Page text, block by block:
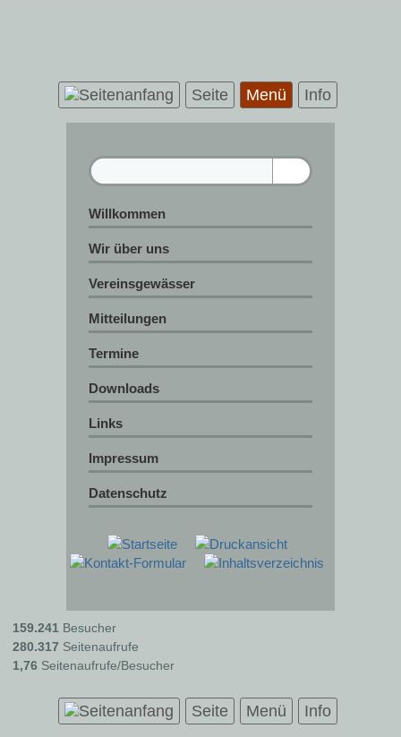
Seite Menü Info
Willkommen
Wir über uns
Vereinsgewässer
Mitteilungen
Termine
Downloads
Links
Impressum
Datenschutz
159.241 Besucher
280.317 Seitenaufrufe
1,76 Seitenaufrufe/Besucher
Seite Menü Info